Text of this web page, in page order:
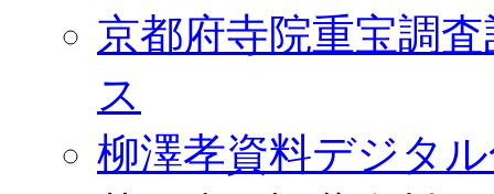
京都府寺院重宝調
ス
柳澤孝資料デジタ